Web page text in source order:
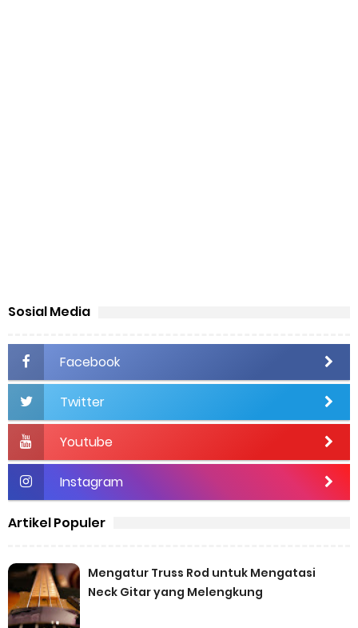
Saturday, 8 August
Sosial Media
Facebook
Twitter
Youtube
Instagram
Artikel Populer
Mengatur Truss Rod untuk Mengatasi
Neck Gitar yang Melengkung